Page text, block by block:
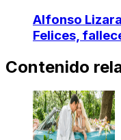
Alfonso
Felices,
Contenido